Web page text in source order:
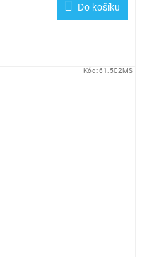
Do košíku
Kód:61.502MS